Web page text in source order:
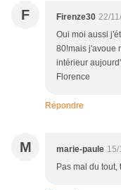
F Firenze30 22/
Oui moi aussi
80!mais j'avoue
intérieur
Florence
Répondre
M marie-paule 15/
Pas mal du tout,